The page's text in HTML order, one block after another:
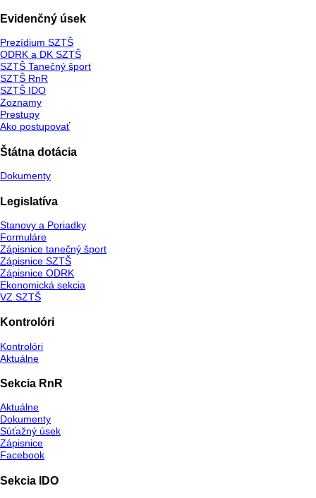
Evidenčný úsek
Prezídium SZTŠ
ODRK a DK SZTŠ
SZTŠ Tanečný šport
SZTŠ RnR
SZTŠ IDO
Zoznamy
Prestupy
Ako postupovať
Štátna dotácia
Dokumenty
Legislatíva
Stanovy a Poriadky
Formuláre
Zápisnice tanečný šport
Zápisnice SZTŠ
Zápisnice ODRK
Ekonomická sekcia
VZ SZTŠ
Kontrolóri
Kontrolóri
Aktuálne
Sekcia RnR
Aktuálne
Dokumenty
Súťažný úsek
Zápisnice
Facebook
Sekcia IDO